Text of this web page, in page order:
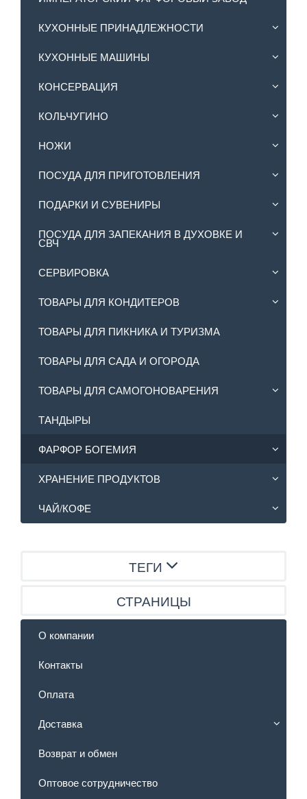
КУХОННЫЕ ПРИНАДЛЕЖНОСТИ
КУХОННЫЕ МАШИНЫ
КОНСЕРВАЦИЯ
КОЛЬЧУГИНО
НОЖИ
ПОСУДА ДЛЯ ПРИГОТОВЛЕНИЯ
ПОДАРКИ И СУВЕНИРЫ
ПОСУДА ДЛЯ ЗАПЕКАНИЯ В ДУХОВКЕ И
СВЧ
СЕРВИРОВКА
ТОВАРЫ ДЛЯ КОНДИТЕРОВ
ТОВАРЫ ДЛЯ ПИКНИКА И ТУРИЗМА
ТОВАРЫ ДЛЯ САДА И ОГОРОДА
ТОВАРЫ ДЛЯ САМОГОНОВАРЕНИЯ
ТАНДЫРЫ
ФАРФОР БОГЕМИЯ
ХРАНЕНИЕ ПРОДУКТОВ
ЧАЙ/КОФЕ
ТЕГИ
СТРАНИЦЫ
О компании
Контакты
Оплата
Доставка
Возврат и обмен
Оптовое сотрудничество